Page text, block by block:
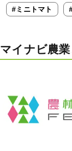
#ミニトマト
マイナビ農